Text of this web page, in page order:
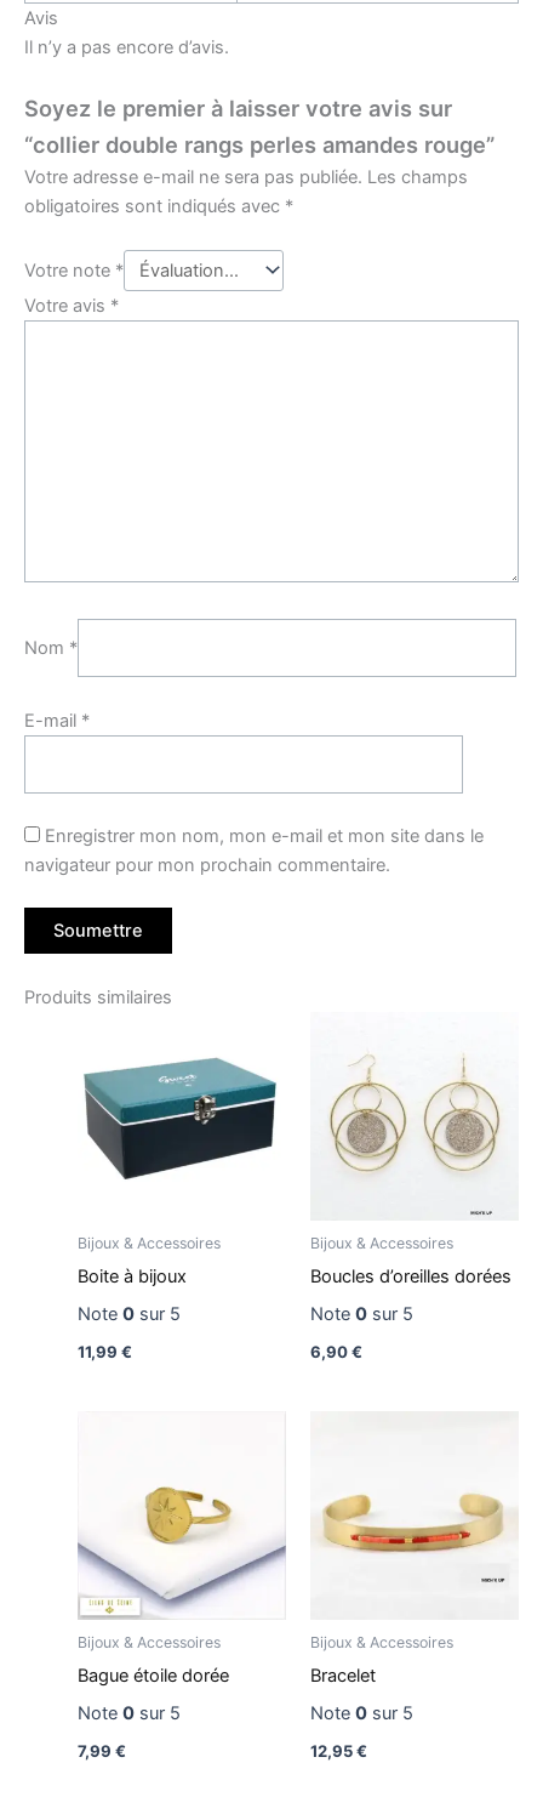
Avis
Il n’y a pas encore d’avis.
Soyez le premier à laisser votre avis sur
“collier double rangs perles amandes rouge”
Votre adresse e-mail ne sera pas publiée. Les champs
obligatoires sont indiqués avec *
Votre note *
Votre avis *
Nom *
E-mail *
Enregistrer mon nom, mon e-mail et mon site dans le
navigateur pour mon prochain commentaire.
Produits similaires
Bijoux & Accessoires
Boite à bijoux
Note 0sur 5
11,99 €
Bijoux & Accessoires
Boucles d’oreilles dorées
Note 0sur 5
6,90€
Bijoux & Accessoires
Bague étoile dorée
Note 0sur 5
7,99 €
Bijoux & Accessoires
Bracelet
Note 0sur 5
12,95€